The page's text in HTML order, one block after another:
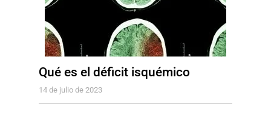
Qué es el déficit isquémico
14 de julio de 2023